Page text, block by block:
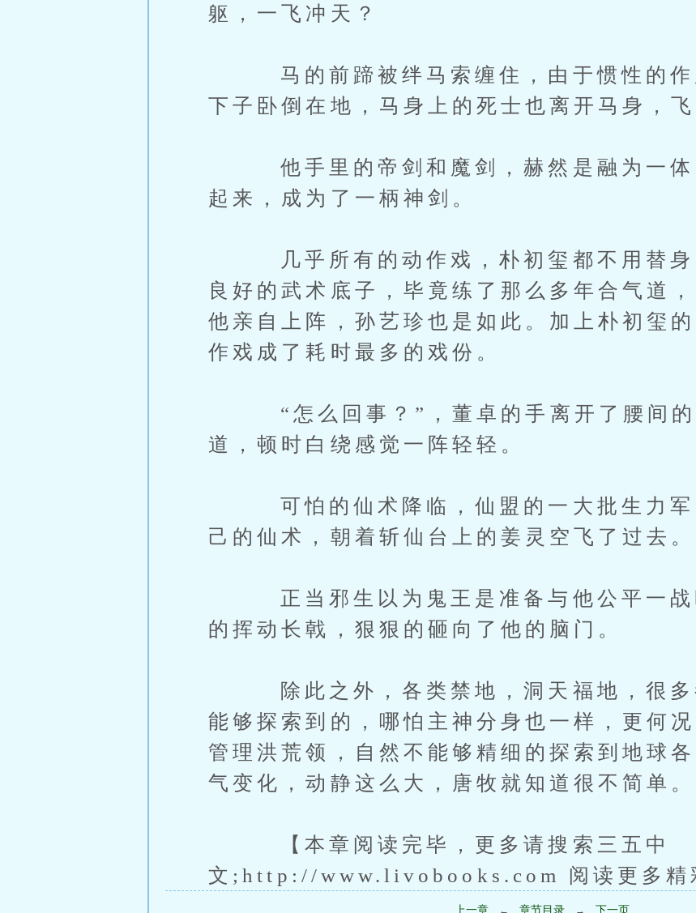
躯，一飞冲天？
马的前蹄被绊马索缠住，由于惯性的作
下子卧倒在地，马身上的死士也离开马身，飞
他手里的帝剑和魔剑，赫然是融为一体
起来，成为了一柄神剑。
几乎所有的动作戏，朴初玺都不用替身
良好的武术底子，毕竟练了那么多年合气道，
他亲自上阵，孙艺珍也是如此。加上朴初玺
作戏成了耗时最多的戏份。
“怎么回事？”，董卓的手离开了腰间的
道，顿时白绕感觉一阵轻轻。
可怕的仙术降临，仙盟的一大批生力军
己的仙术，朝着斩仙台上的姜灵空飞了过去。
正当邪生以为鬼王是准备与他公平一战
的挥动长戟，狠狠的砸向了他的脑门。
除此之外，各类禁地，洞天福地，很多
能够探索到的，哪怕主神分身也一样，更何
管理洪荒领，自然不能够精细的探索到地球
气变化，动静这么大，唐牧就知道很不简单。
【本章阅读完毕，更多请搜索三五中
文;http://www.livobooks.com 阅读更多精
上一章 ← 章节目录 → 下一页